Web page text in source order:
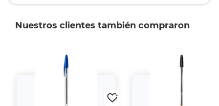
Nuestros clientes también compraron